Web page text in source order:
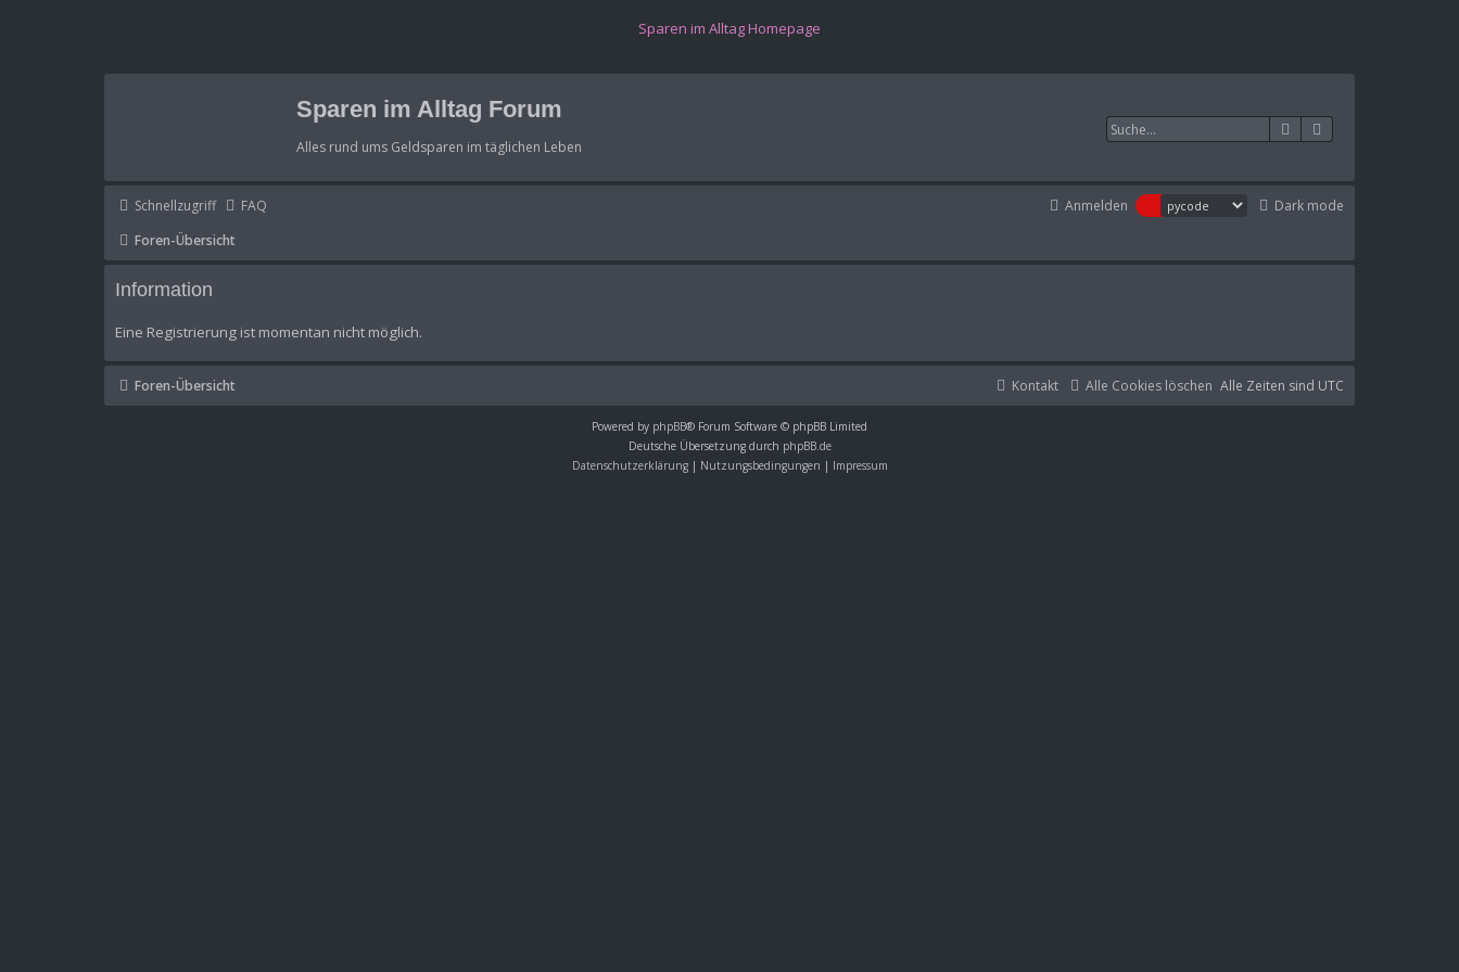
Sparen im Alltag Homepage
Sparen im Alltag Forum
Alles rund ums Geldsparen im täglichen Leben
Suche
Schnellzugriff Dark mode
FAQ
Anmelden
Foren-Übersicht
Information
Eine Registrierung ist momentan nicht möglich.
Foren-Übersicht Alle Zeiten sind UTC
Alle Cookies löschen
Kontakt
Powered by phpBB® Forum Software © phpBB Limited
Deutsche Übersetzung durch phpBB.de
Datenschutzerklärung| Nutzungsbedingungen | Impressum